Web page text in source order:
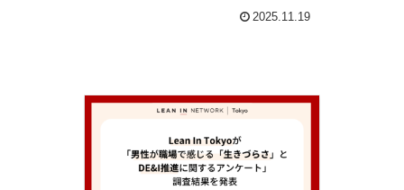
2025.11.19